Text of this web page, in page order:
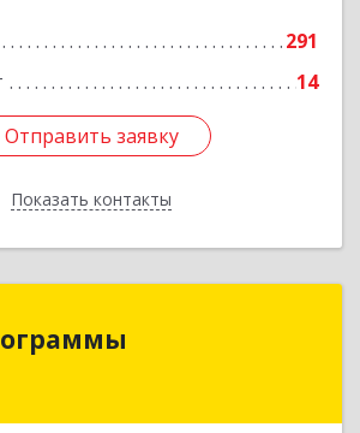
291
14
Отправить заявку
Показать контакты
Отправить заявку
Назад
край, Владивосток г,